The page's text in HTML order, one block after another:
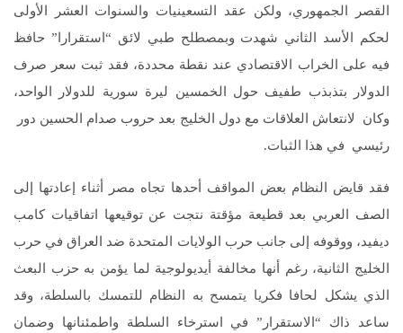
القصر الجمهوري، ولكن عقد التسعينيات والسنوات العشر الأولى
لحكم الأسد الثاني شهدت وبمصطلح طبي لائق “استقرارا” حافظ
فيه على الخراب الاقتصادي عند نقطة محددة، فقد ثبت سعر صرف
الدولار بتذبذب طفيف حول الخمسين ليرة سورية للدولار الواحد،
وكان لانتعاش العلاقات مع دول الخليج بعد حروب صدام الحسين دور
رئيسي في هذا الثبات.
فقد قايض النظام بعض المواقف أحدها تجاه مصر أثناء إعادتها إلى
الصف العربي بعد قطيعة مؤقتة نتجت عن توقيعها اتفاقيات كامب
ديفيد، ووقوفه إلى جانب حرب الولايات المتحدة ضد العراق في حرب
الخليج الثانية، رغم أنها مخالفة أيديولوجية لما يؤمن به حزب البعث
الذي يشكل لحافا فكريا يتمسح به النظام للتمسك بالسلطة، وقد
ساعد ذاك “الاستقرار” في استرخاء السلطة واطمئنانها وضمان